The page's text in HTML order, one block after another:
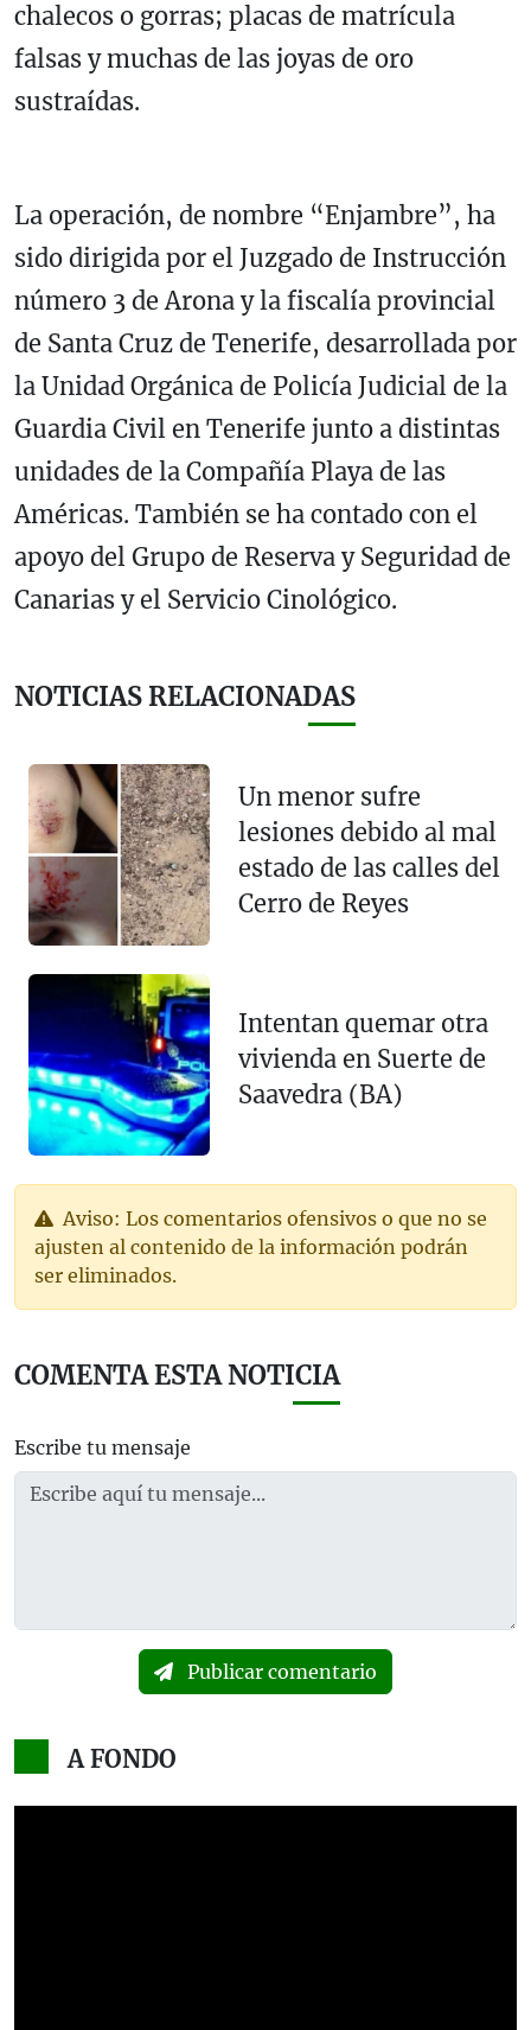
chalecos o gorras; placas de matrícula
falsas y muchas de las joyas de oro
sustraídas.
La operación, de nombre “Enjambre”, ha
sido dirigida por el Juzgado de Instrucción
número 3 de Arona y la fiscalía provincial
de Santa Cruz de Tenerife, desarrollada por
la Unidad Orgánica de Policía Judicial de la
Guardia Civil en Tenerife junto a distintas
unidades de la Compañía Playa de las
Américas. También se ha contado con el
apoyo del Grupo de Reserva y Seguridad de
Canarias y el Servicio Cinológico.
NOTICIAS RELACIONADAS
Un menor sufre
lesiones debido al mal
estado de las calles del
Cerro de Reyes
Intentan quemar otra
vivienda en Suerte de
Saavedra (BA)
Aviso: Los comentarios ofensivos o que no se
ajusten al contenido de la información podrán
ser eliminados.
COMENTA ESTA NOTICIA
Escribe tu mensaje
Publicar comentario
A FONDO